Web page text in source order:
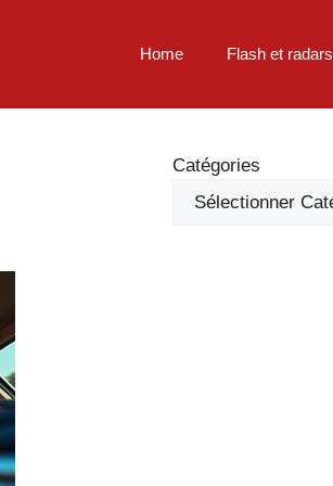
Home Flash et radars
Catégories